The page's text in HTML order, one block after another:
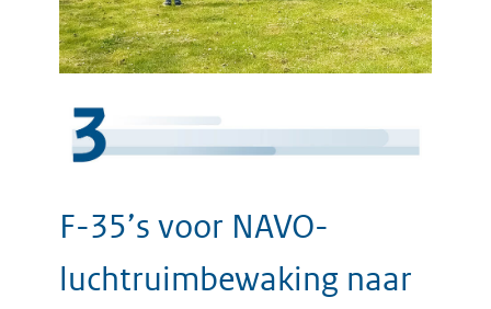
F-35’s voor NAVO-
luchtruimbewaking naar